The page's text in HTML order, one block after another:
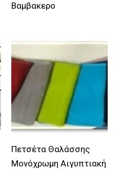
Βαμβακερο
του
Αυτό
το
προϊόν
έχει
πολλαπλές
παραλλαγές.
Οι
επιλογές
μπορούν
Πετσέτα Θαλάσσης
Μονόχρωμη Αιγυπτιακή